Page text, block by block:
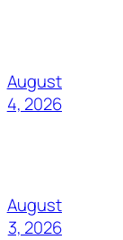
August
4, 2026
August
3, 2026